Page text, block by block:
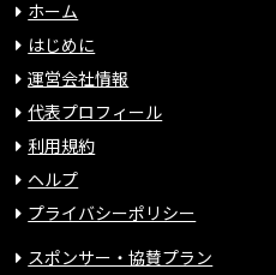
ホーム
はじめに
運営会社情報
代表プロフィール
利用規約
ヘルプ
プライバシーポリシー
スポンサー・協賛プラン